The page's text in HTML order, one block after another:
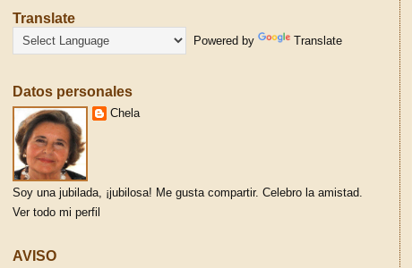
Translate
Powered by Translate
Datos personales
Chela
Soy una jubilada, ¡jubilosa! Me gusta compartir. Celebro la amistad.
Ver todo mi perfil
AVISO